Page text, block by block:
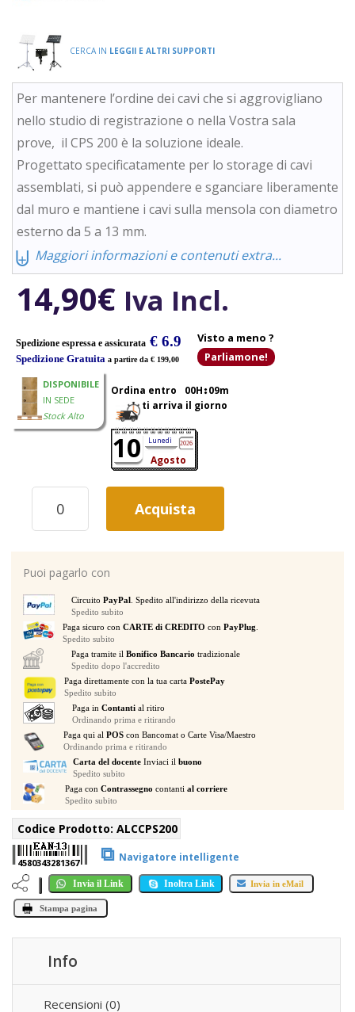
CERCA IN LEGGII E ALTRI SUPPORTI
Per mantenere l’ordine dei cavi che si aggrovigliano
nello studio di registrazione o nella Vostra sala
prove, il CPS 200 è la soluzione ideale.
Progettato specificatamente per lo storage di cavi
assemblati, si può appendere e sganciare liberamente
dal muro e mantiene i cavi sulla mensola con diametro
esterno da 5 a 13 mm.
⨄ Maggiori informazioni e contenuti extra...
14,90€ Iva Incl.
Spedizione espressa e assicurata € 6.9
Spedizione Gratuita a partire da € 199,00
Visto a meno ?
Parliamone!
DISPONIBILE
IN SEDE
Stock Alto
Ordina entro 00H 09m
ti arriva il giorno
10 Lunedì 2026
Agosto
ALCTRON
CPS200
MENSOLA
SEPARA
DA
STUDIO
DA
5
A
13
MM
SGANCIABILE
A
MURO
quantità
Acquista
Puoi pagarlo con
Circuito PayPal . Spedito all'indirizzo della ricevuta
Spedito subito
Paga sicuro conCARTE di CREDITO conPayPlug
Spedito subito
Paga tramite il Bonifico Bancario tradizionale
Spedito dopo l'accredito
Paga direttamente con la tua carta PostePay
Spedito subito
Paga inContanti al ritiro
Ordinando prima e ritirando
Paga qui al POS con Bancomat o Carte Visa/Maestro
Ordinando prima e ritirando
Carta del docenteInviaci il buono
Spedito subito
Paga con Contrassegno contanti al corriere
Spedito subito
Codice Prodotto: ALCCPS200
4580343281367 ⧉ Navigatore intelligente
Invia il Link Inoltra Link Invia in eMail
Stampa pagina
Info
Recensioni (0)